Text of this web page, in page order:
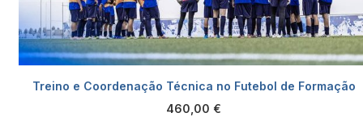
Treino e Coordenação Técnica no Futebol de Formação
460,00 €